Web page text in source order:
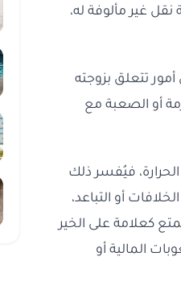
غير مألوفة له،
تتعلق بزوجته
أو الصعبة مع
فيُفسر ذلك
أو التباعد،
كعلامة على الخير
المالية أو